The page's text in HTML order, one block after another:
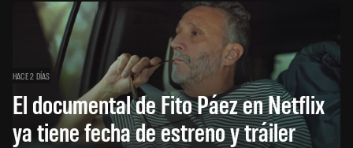
HACE 2 DÍAS
El documental de Fito Páez en Netflix
ya tiene fecha de estreno y tráiler